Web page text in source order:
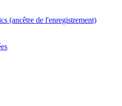
(ancêtre de l'enregistrement)